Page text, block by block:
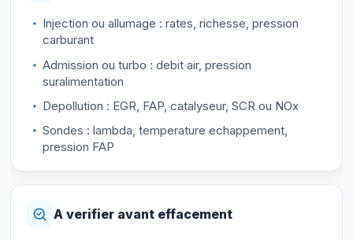
Injection ou allumage : rates, richesse, pression
carburant
Admission ou turbo : debit air, pression
suralimentation
Depollution : EGR, FAP, catalyseur, SCR ou NOx
Sondes : lambda, temperature echappement,
pression FAP
A verifier avant effacement